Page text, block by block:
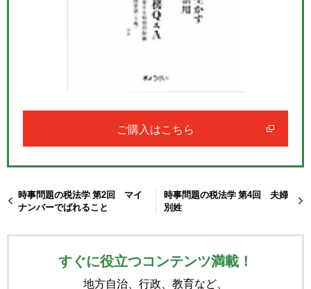
ご購入はこちら
時事問題の税法学 第2回 マイ
ナンバーでばれること
時事問題の税法学 第4回 夫婦
別姓
すぐに役立つコンテンツ満載！
地方自治、行政、教育など、